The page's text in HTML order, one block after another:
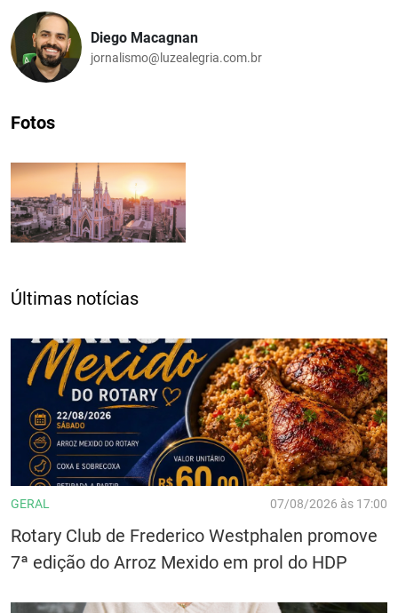
Diego Macagnan
jornalismo@luzealegria.com.br
Fotos
Últimas notícias
GERAL 07/08/2026 às 17:00
Rotary Club de Frederico Westphalen promove
7ª edição do Arroz Mexido em prol do HDP